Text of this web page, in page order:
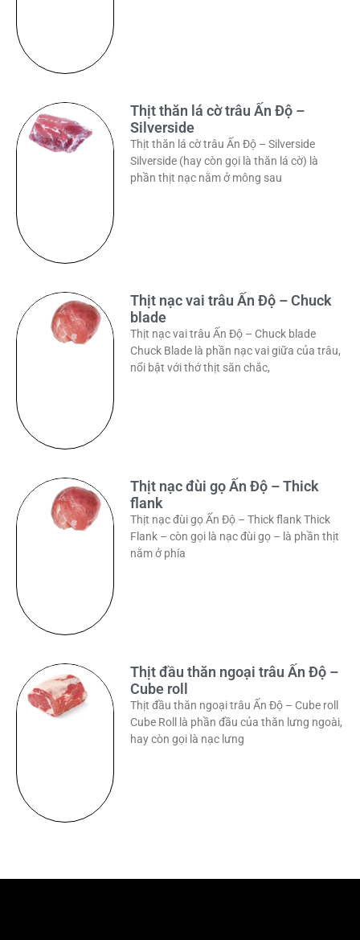
Thịt thăn lá cờ trâu Ấn Độ –
Silverside
Thịt thăn lá cờ trâu Ấn Độ – Silverside
Silverside (hay còn gọi là thăn lá cờ) là
phần thịt nạc nằm ở mông sau
Thịt nạc vai trâu Ấn Độ – Chuck
blade
Thịt nạc vai trâu Ấn Độ – Chuck blade
Chuck Blade là phần nạc vai giữa của trâu,
nổi bật với thớ thịt săn chắc,
Thịt nạc đùi gọ Ấn Độ – Thick
flank
Thịt nạc đùi gọ Ấn Độ – Thick flank Thick
Flank – còn gọi là nạc đùi gọ – là phần thịt
nằm ở phía
Thịt đầu thăn ngoại trâu Ấn Độ –
Cube roll
Thịt đầu thăn ngoại trâu Ấn Độ – Cube roll
Cube Roll là phần đầu của thăn lưng ngoài,
hay còn gọi là nạc lưng